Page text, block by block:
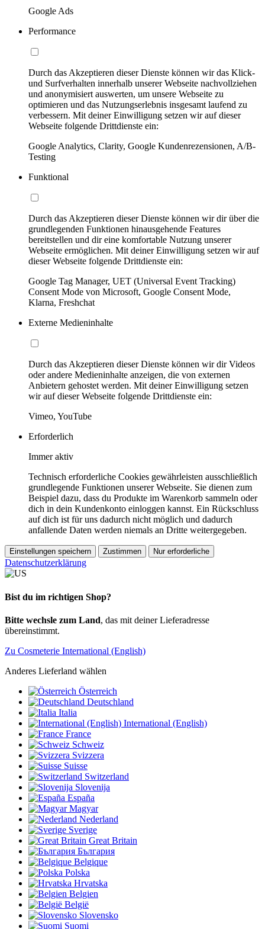
Google Ads
Performance
Durch das Akzeptieren dieser Dienste können wir das Klick-
und Surfverhalten innerhalb unserer Webseite nachvollziehen
und anonymisiert auswerten, um unsere Webseite zu
optimieren und das Nutzungserlebnis insgesamt laufend zu
verbessern. Mit deiner Einwilligung setzen wir auf dieser
Webseite folgende Drittdienste ein:
Google Analytics, Clarity, Google Kundenrezensionen, A/B-
Testing
Funktional
Durch das Akzeptieren dieser Dienste können wir dir über die
grundlegenden Funktionen hinausgehende Features
bereitstellen und dir eine komfortable Nutzung unserer
Webseite ermöglichen. Mit deiner Einwilligung setzen wir auf
dieser Webseite folgende Drittdienste ein:
Google Tag Manager, UET (Universal Event Tracking)
Consent Mode von Microsoft, Google Consent Mode,
Klarna, Freshchat
Externe Medieninhalte
Durch das Akzeptieren dieser Dienste können wir dir Videos
oder andere Medieninhalte anzeigen, die von externen
Anbietern gehostet werden. Mit deiner Einwilligung setzen
wir auf dieser Webseite folgende Drittdienste ein:
Vimeo, YouTube
Erforderlich
Immer aktiv
Technisch erforderliche Cookies gewährleisten ausschließlich
grundlegende Funktionen unserer Webseite. Sie dienen zum
Beispiel dazu, dass du Produkte im Warenkorb sammeln oder
dich in dein Kundenkonto einloggen kannst. Ein Rückschluss
auf dich ist für uns dadurch nicht möglich und dadurch
anfallende Daten werden niemals an Dritte weitergegeben.
Einstellungen speichern Zustimmen Nur erforderliche
Datenschutzerklärung
Bist du im richtigen Shop?
Bitte wechsle zum Land, das mit deiner Lieferadresse
übereinstimmt.
Zu Cosmeterie International (English)
Anderes Lieferland wählen
Österreich
Deutschland
Italia
International (English)
France
Schweiz
Svizzera
Suisse
Switzerland
Slovenija
España
Magyar
Nederland
Sverige
Great Britain
България
Belgique
Polska
Hrvatska
Belgien
België
Slovensko
Suomi